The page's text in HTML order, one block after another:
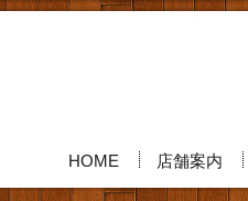
HOME 店舗案内